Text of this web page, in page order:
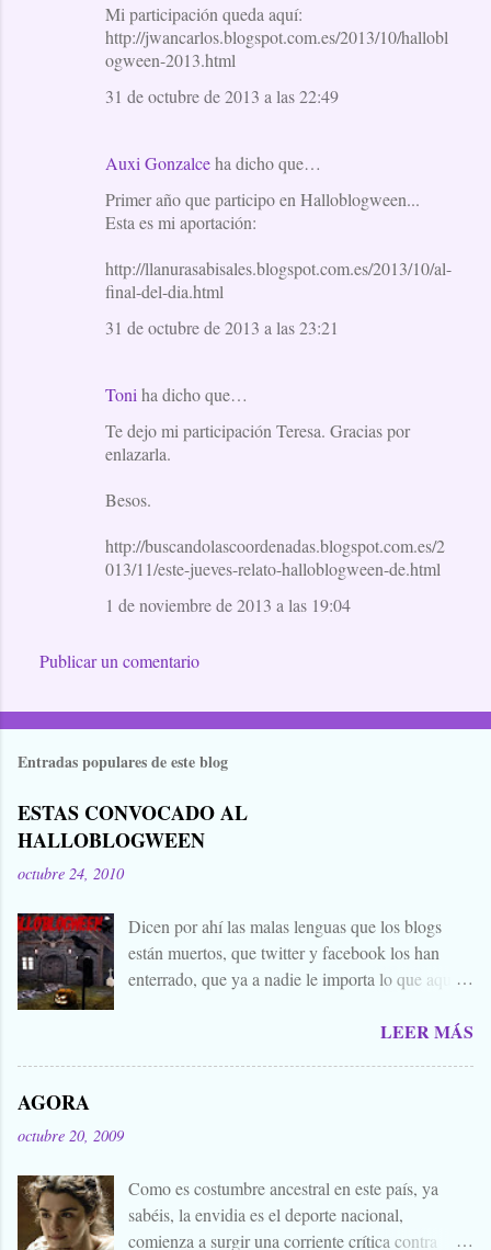
Mi participación queda aquí:
http://jwancarlos.blogspot.com.es/2013/10/hallobl
ogween-2013.html
31 de octubre de 2013 a las 22:49
Auxi Gonzalceha dicho que…
Primer año que participo en Halloblogween...
Esta es mi aportación:
http://llanurasabisales.blogspot.com.es/2013/10/al-
final-del-dia.html
31 de octubre de 2013 a las 23:21
Toni ha dicho que…
Te dejo mi participación Teresa. Gracias por
enlazarla.
Besos.
http://buscandolascoordenadas.blogspot.com.es/2
013/11/este-jueves-relato-halloblogween-de.html
1 de noviembre de 2013 a las 19:04
Publicar un comentario
Entradas populares de este blog
ESTAS CONVOCADO AL
HALLOBLOGWEEN
octubre 24, 2010
Dicen por ahí las malas lenguas que los blogs
están muertos, que twitter y facebook los han
enterrado, que ya a nadie le importa lo que aquí
levantar nuestros blogs, sean vivos, muertos, o
convoco a todos, amigos, conocidos, amigos de
amigos, blogueros en general. Cuéntanos tu
historia para morirnos de miedo este largo fin de
LEER MÁS
AGORA
octubre 20, 2009
Como es costumbre ancestral en este país, ya
sabéis, la envidia es el deporte nacional,
comienza a surgir una corriente crítica contra